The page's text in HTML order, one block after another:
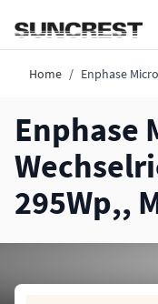
Home / Enphase
Enphase
295Wp,,